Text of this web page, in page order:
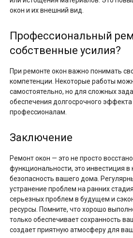
окон и их внешний вид.
Профессиональный
собственные усилия?
При ремонте окон важно понимать
компетенции. Некоторые работы
самостоятельно, но для сложных
обеспечения долгосрочного
профессионалам.
Заключение
Ремонт окон — это не просто
функциональности, это инвестиция в
безопасность вашего дома.
устранение проблем на ранних
серьезных проблем в будущем и
ресурсы. Помните, что хорошо
только обеспечивает сохранность
создает приятную атмосферу для